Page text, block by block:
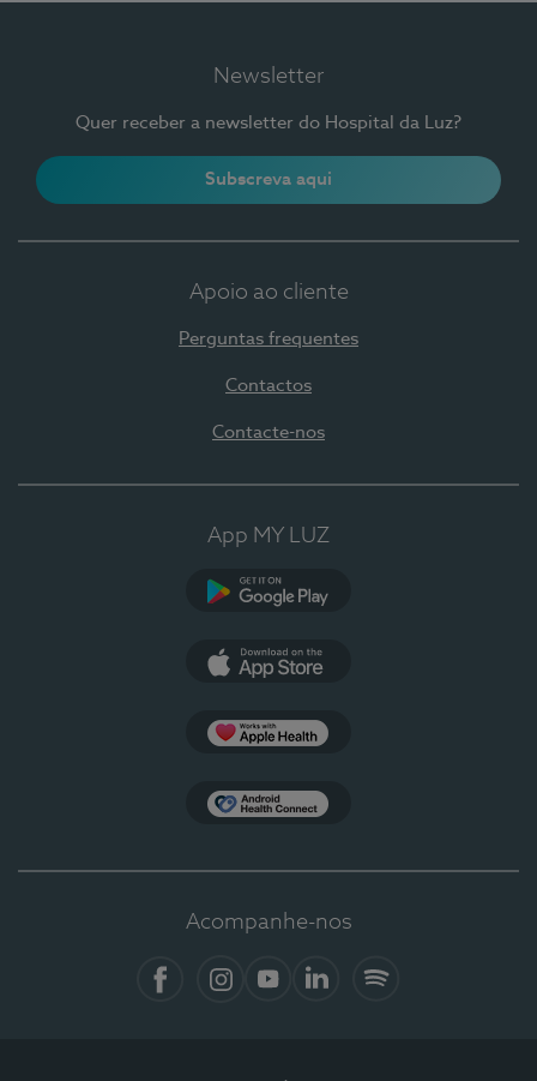
Newsletter
Quer receber a newsletter do Hospital da Luz?
Subscreva aqui
Apoio ao cliente
Perguntas frequentes
Contactos
Contacte-nos
App MY LUZ
Acompanhe-nos